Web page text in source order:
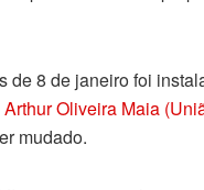
de 8 de janeiro foi
Oliveira Maia
mudado.